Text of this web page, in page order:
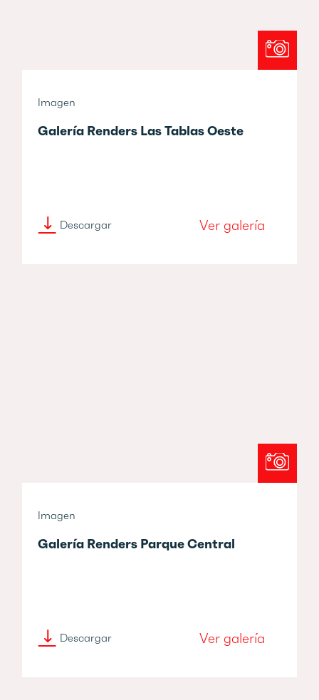
Imagen
Galería Renders Las Tablas Oeste
Descargar Ver galería
Imagen
Galería Renders Parque Central
Descargar Ver galería